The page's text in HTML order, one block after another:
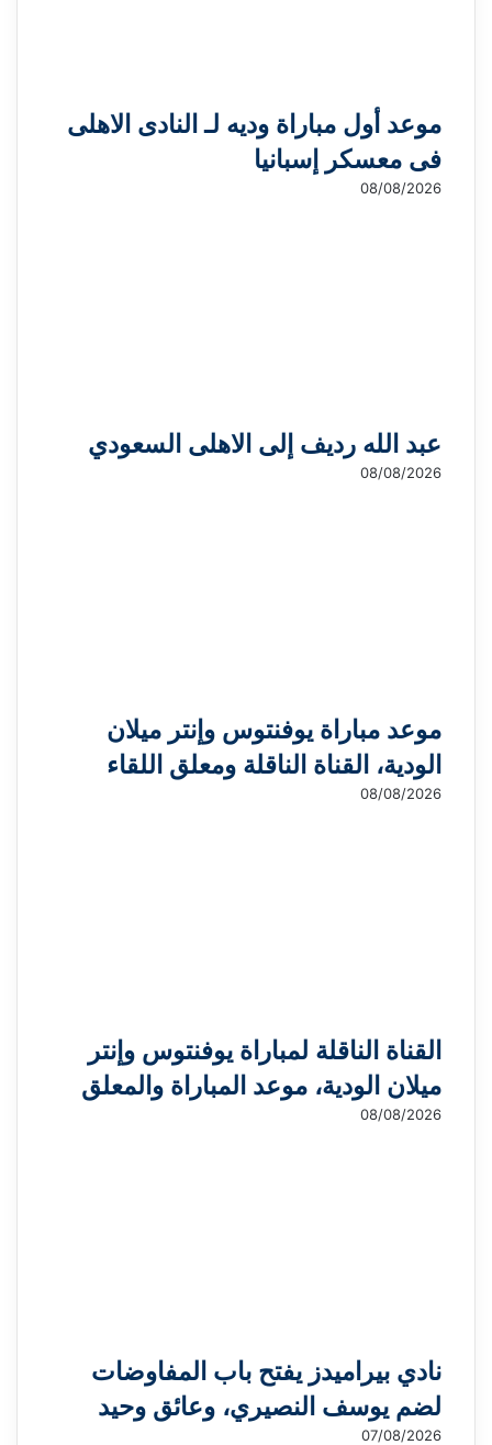
موعد أول مباراة وديه لـ النادى الاهلى
فى معسكر إسبانيا
08/08/2026
عبد الله رديف إلى الاهلى السعودي
08/08/2026
موعد مباراة يوفنتوس وإنتر ميلان
الودية، القناة الناقلة ومعلق اللقاء
08/08/2026
القناة الناقلة لمباراة يوفنتوس وإنتر
ميلان الودية، موعد المباراة والمعلق
08/08/2026
نادي بيراميدز يفتح باب المفاوضات
لضم يوسف النصيري، وعائق وحيد
07/08/2026